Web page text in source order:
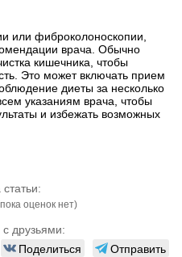
или фиброколоноскопии,
врача. Обычно
кишечника, чтобы
Это может включать прием
диеты за несколько
указаниям врача, чтобы
и избежать возможных
оценок нет)
друзьями:
Поделиться
Отправить